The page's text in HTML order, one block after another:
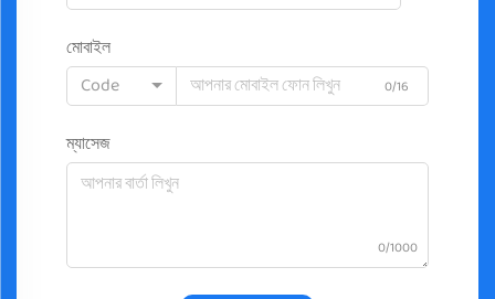
মোবাইল
Code
0/16
ম্যাসেজ
0/1000